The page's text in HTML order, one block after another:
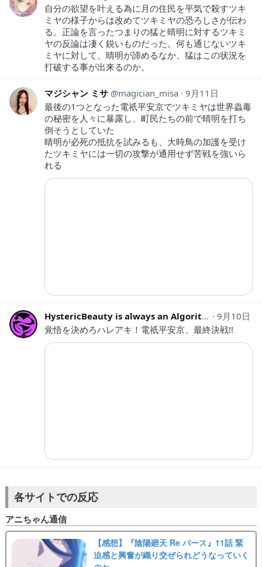
自分の欲望を叶える為に月の住民を平気で殺すツキ
ミヤの様子からは改めてツキミヤの恐ろしさが伝わ
る。正論を言ったつまりの猛と晴明に対するツキミ
ヤの反論は凄く鋭いものだった。何も通じないツキ
ミヤに対して、晴明が諦めるなか、猛はこの状況を
打破する事が出来るのか。
マジシャン ミサ magician_misa 9月11日
最後の1つとなった電祇平安京でツキミヤは世界蟲毒
の秘密を人々に暴露し、町民たちの前で晴明を打ち
倒そうとしていた
晴明が必死の抵抗を試みるも、大時鳥の加護を受け
たツキミヤには一切の攻撃が通用せず苦戦を強いら
れる
HystericBeauty is always an Algorithmic ban.
9月10日
覚悟を決めろハレアキ！電祇平安京、最終決戦!!
各サイトでの反応
アニちゃん通信
【感想】『陰陽廻天 Re バース』11話 緊
迫感と興奮が織り交ぜられどうなっていく